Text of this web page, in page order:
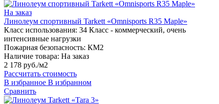
На заказ
Линолеум спортивный Tarkett «Omnisports R35 Maple»
Класс использования: 34 Класс - коммерческий, очень
интенсивные нагрузки
Пожарная безопасность: КМ2
Наличие товара: На заказ
2 178 руб./м2
Рассчитать стоимость
В избранное В избранном
Сравнить